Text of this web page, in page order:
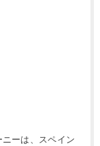
ーは、スペイン